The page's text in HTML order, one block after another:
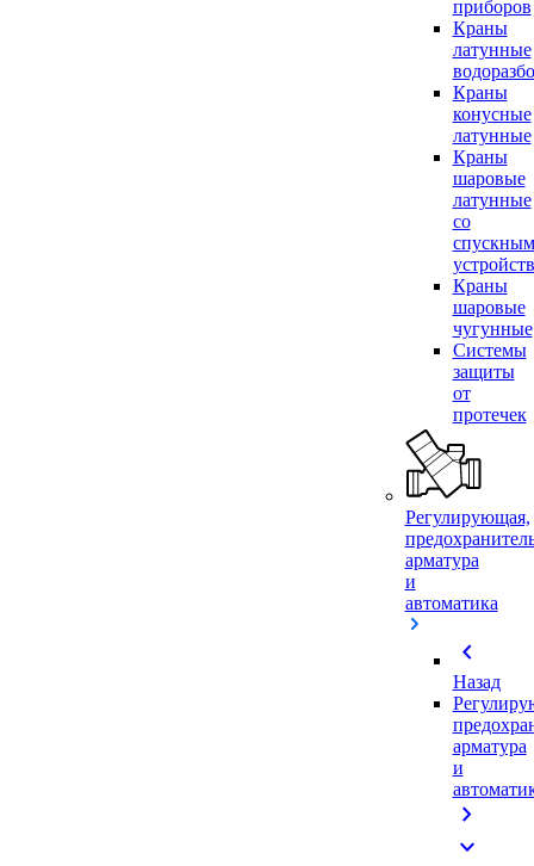
приборов
Краны
латунные
Краны
конусные
латунные
Краны
шаровые
латунные
со
спускным
Краны
шаровые
чугунные
Системы
защиты
от
протечек
Регулирующая,
арматура
и
автоматика
chevron_left
Назад
арматура
и
chevron_right
expand_more